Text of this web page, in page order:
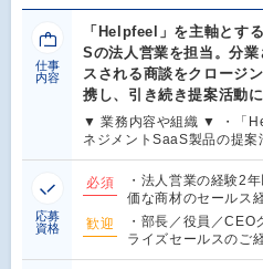
仕事
内容
「Helpfeel」を主軸とす
Sの法人営業を担当。分
スされる商談をクロージ
携し、引き続き提案活動に
▼ 業務内容や組織 ▼ ・「
ネジメントSaaS製品の提
応募
資格
必須
・法人営業の経験2
価な商材のセールス
歓迎
・部長／役員／
ライズセールスのご